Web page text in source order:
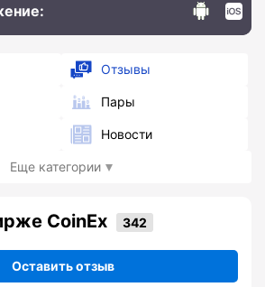
Отзывы
Пары
Новости
Еще категории
CoinEx
Оставить отзыв